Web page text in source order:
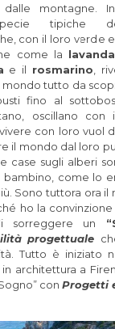
montagne.
specie tipiche
con il loro verde
come la lavanda
e il rosmarino ,
tutto da
fino al
oscillano con
con loro vuol
il mondo dal loro
case sugli alberi
come lo
Sono tuttora ora il
ho la
sorreggere un
progettuale
Tutto è iniziato
architettura a
con Progetti